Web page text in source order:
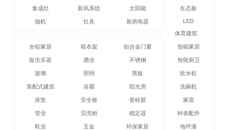
集成灶 新风系统 太阳能 生态板
烟机 灶具 厨房电器
LED
体育建筑
全铝家居 晾衣架 智能家居
铝合金门窗
敲击乐器 酒业 智能厨卫
不锈钢
玻璃 照明 饮水机
黑板
装配式建筑 浴霸 洗碗机
阳光房
床垫 安全板 家居
瓷砖胶
管业 贝壳粉 钟表配件
稳定器
鞋业 五金 地坪漆
环保家居